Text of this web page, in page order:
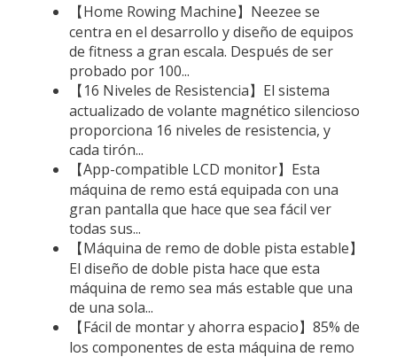
【Home Rowing Machine】Neezee se
centra en el desarrollo y diseño de equipos
de fitness a gran escala. Después de ser
probado por 100...
【16 Niveles de Resistencia】El sistema
actualizado de volante magnético silencioso
proporciona 16 niveles de resistencia, y
cada tirón...
【App-compatible LCD monitor】Esta
máquina de remo está equipada con una
gran pantalla que hace que sea fácil ver
todas sus...
【Máquina de remo de doble pista estable】
El diseño de doble pista hace que esta
máquina de remo sea más estable que una
de una sola...
【Fácil de montar y ahorra espacio】85% de
los componentes de esta máquina de remo